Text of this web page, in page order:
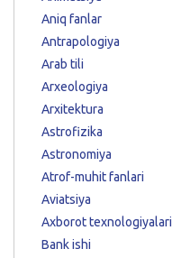
Aniq fanlar
Antrapologiya
Arab tili
Arxeologiya
Arxitektura
Astrofizika
Astronomiya
Atrof-muhit fanlari
Aviatsiya
Axborot texnologiyalari
Bank ishi